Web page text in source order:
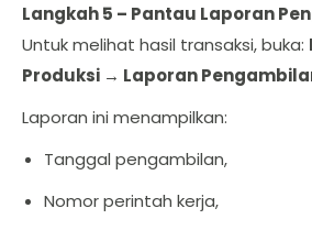
Langkah 5 – Pantau Laporan
Untuk melihat hasil transaksi, buka:
Produksi → Laporan
Laporan ini menampilkan:
Tanggal pengambilan,
Nomor perintah kerja,